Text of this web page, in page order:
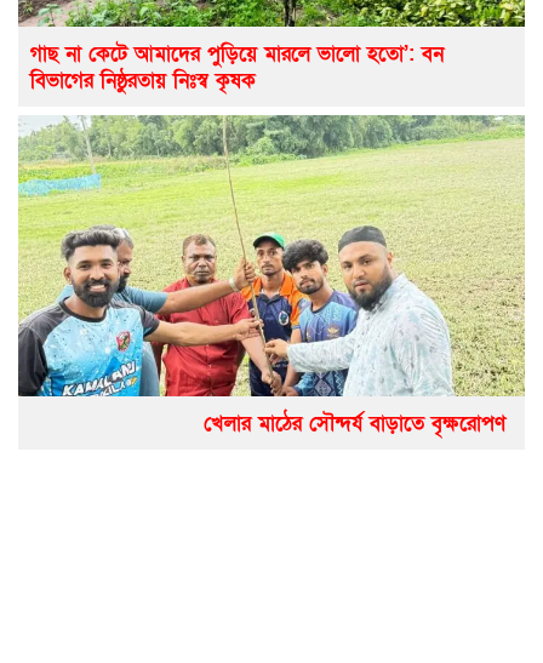
গাছ না কেটে আমাদের পুড়িয়ে মারলে ভালো হতো’: বন
বিভাগের নিষ্ঠুরতায় নিঃস্ব কৃষক
খেলার মাঠের সৌন্দর্য বাড়াতে বৃক্ষরোপণ